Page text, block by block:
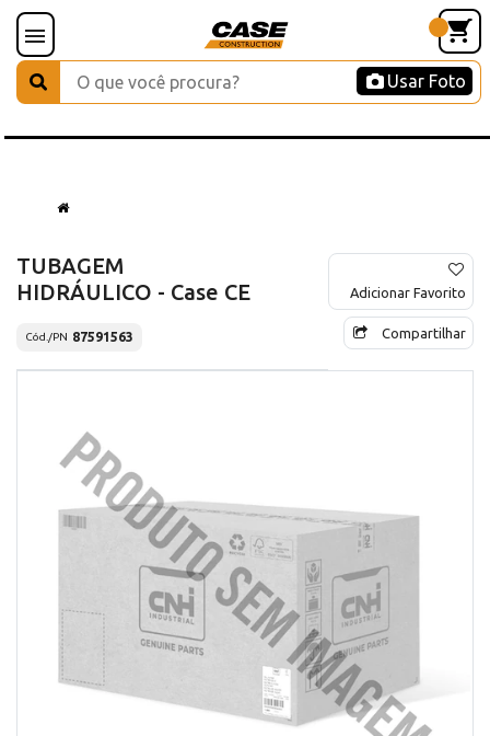
Usar Foto
TUBAGEM
HIDRÁULICO - Case CE
Cód./PN 87591563
Adicionar Favorito
Compartilhar